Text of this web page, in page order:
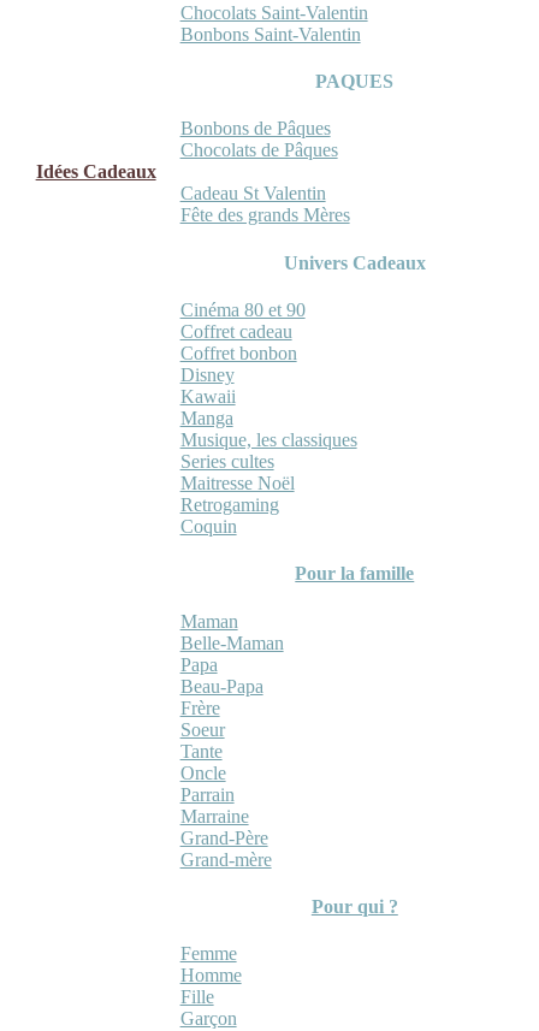
Chocolats Saint-Valentin
Bonbons Saint-Valentin
PAQUES
Bonbons de Pâques
Chocolats de Pâques
Idées Cadeaux
Cadeau St Valentin
Fête des grands Mères
Univers Cadeaux
Cinéma 80 et 90
Coffret cadeau
Coffret bonbon
Disney
Kawaii
Manga
Musique, les classiques
Series cultes
Maitresse Noël
Retrogaming
Coquin
Pour la famille
Maman
Belle-Maman
Papa
Beau-Papa
Frère
Soeur
Tante
Oncle
Parrain
Marraine
Grand-Père
Grand-mère
Pour qui ?
Femme
Homme
Fille
Garçon